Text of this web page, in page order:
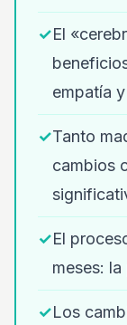
✓El
empatía
✓Tanto
cambios
✓El
meses:
✓Los